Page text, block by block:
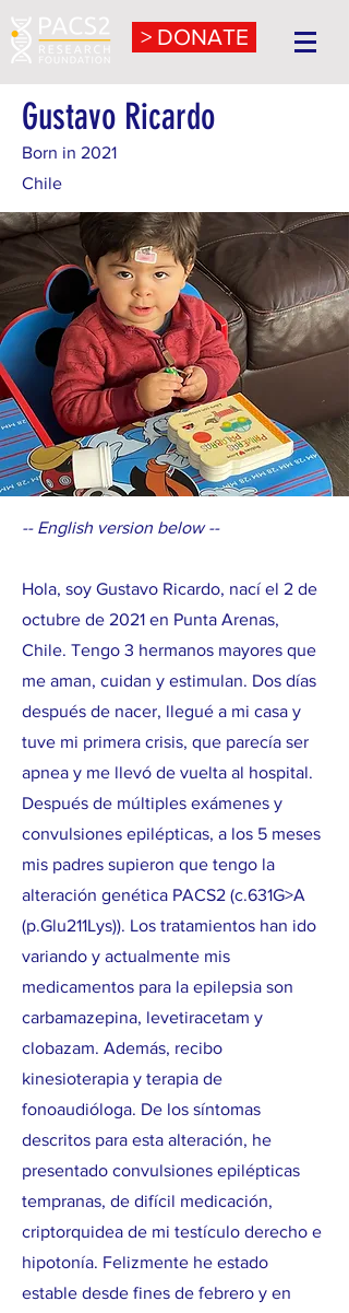
> DONATE
Gustavo Ricardo
Born in 2021
Chile
-- English version below --
Hola, soy Gustavo Ricardo, nací el 2 de
octubre de 2021 en Punta Arenas,
Chile. Tengo 3 hermanos mayores que
me aman, cuidan y estimulan. Dos días
después de nacer, llegué a mi casa y
tuve mi primera crisis, que parecía ser
apnea y me llevó de vuelta al hospital.
Después de múltiples exámenes y
convulsiones epilépticas, a los 5 meses
mis padres supieron que tengo la
alteración genética PACS2 (c.631G>A
(p.Glu211Lys)). Los tratamientos han ido
variando y actualmente mis
medicamentos para la epilepsia son
carbamazepina, levetiracetam y
clobazam. Además, recibo
kinesioterapia y terapia de
fonoaudióloga. De los síntomas
descritos para esta alteración, he
presentado convulsiones epilépticas
tempranas, de difícil medicación,
criptorquidea de mi testículo derecho e
hipotonía. Felizmente he estado
estable desde fines de febrero y en